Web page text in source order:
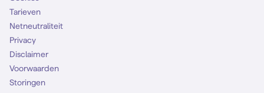
Tarieven
Netneutraliteit
Privacy
Disclaimer
Voorwaarden
Storingen